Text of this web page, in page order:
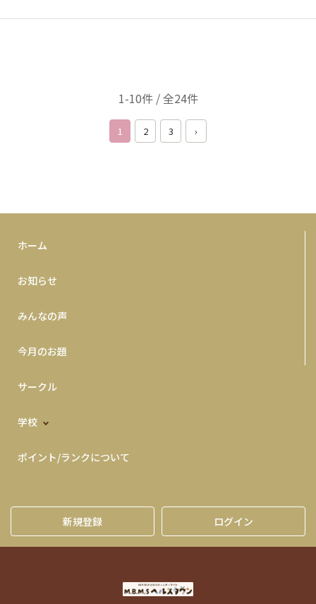
1-10件 / 全24件
1 2 3 ›
ホーム
お知らせ
みんなの声
今月のお題
サークル
学校
ポイント/ランクについて
新規登録 ログイン